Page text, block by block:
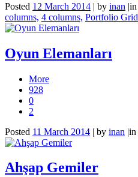
Posted 12 March 2014 | by inan |in
columns, 4 columns, Portfolio Grid
Oyun Elemanları
More
928
0
2
Posted 11 March 2014 | by inan |in
Ahşap Gemiler